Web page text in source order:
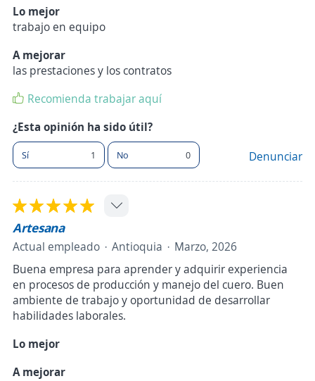
Lo mejor
trabajo en equipo
A mejorar
las prestaciones y los contratos
Recomienda trabajar aquí
¿Esta opinión ha sido útil?
Sí 1 No 0 Denunciar
Artesana
Actual empleado Antioquia
Marzo, 2026
Buena empresa para aprender y adquirir experiencia
en procesos de producción y manejo del cuero. Buen
ambiente de trabajo y oportunidad de desarrollar
habilidades laborales.
Lo mejor
A mejorar